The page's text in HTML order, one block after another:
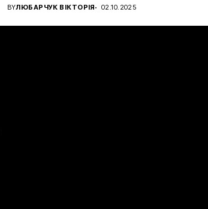
BYЛЮБАРЧУК ВІКТОРІЯ 02.10.2025